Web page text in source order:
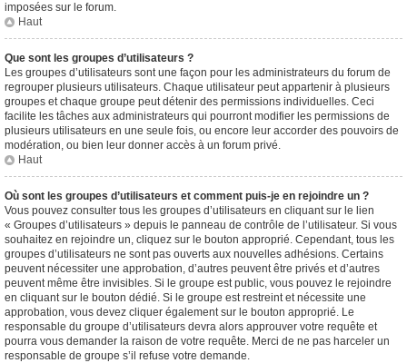
imposées sur le forum.
Haut
Que sont les groupes d’utilisateurs ?
Les groupes d’utilisateurs sont une façon pour les administrateurs du forum de
regrouper plusieurs utilisateurs. Chaque utilisateur peut appartenir à plusieurs
groupes et chaque groupe peut détenir des permissions individuelles. Ceci
facilite les tâches aux administrateurs qui pourront modifier les permissions de
plusieurs utilisateurs en une seule fois, ou encore leur accorder des pouvoirs de
modération, ou bien leur donner accès à un forum privé.
Haut
Où sont les groupes d’utilisateurs et comment puis-je en rejoindre un ?
Vous pouvez consulter tous les groupes d’utilisateurs en cliquant sur le lien
« Groupes d’utilisateurs » depuis le panneau de contrôle de l’utilisateur. Si vous
souhaitez en rejoindre un, cliquez sur le bouton approprié. Cependant, tous les
groupes d’utilisateurs ne sont pas ouverts aux nouvelles adhésions. Certains
peuvent nécessiter une approbation, d’autres peuvent être privés et d’autres
peuvent même être invisibles. Si le groupe est public, vous pouvez le rejoindre
en cliquant sur le bouton dédié. Si le groupe est restreint et nécessite une
approbation, vous devez cliquer également sur le bouton approprié. Le
responsable du groupe d’utilisateurs devra alors approuver votre requête et
pourra vous demander la raison de votre requête. Merci de ne pas harceler un
responsable de groupe s’il refuse votre demande.